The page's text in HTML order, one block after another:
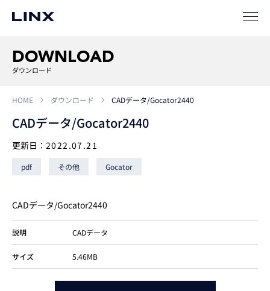
事例
SIパートナー
サポート
企業情報 EN
採用
DOWNLOAD
ダウンロード
HOME ダウンロード CADデータ/Gocator2440
CADデータ/Gocator2440
更新日： 2022.07.21
pdf その他 Gocator
CADデータ/Gocator2440
説明 CADデータ
サイズ 5.46MB